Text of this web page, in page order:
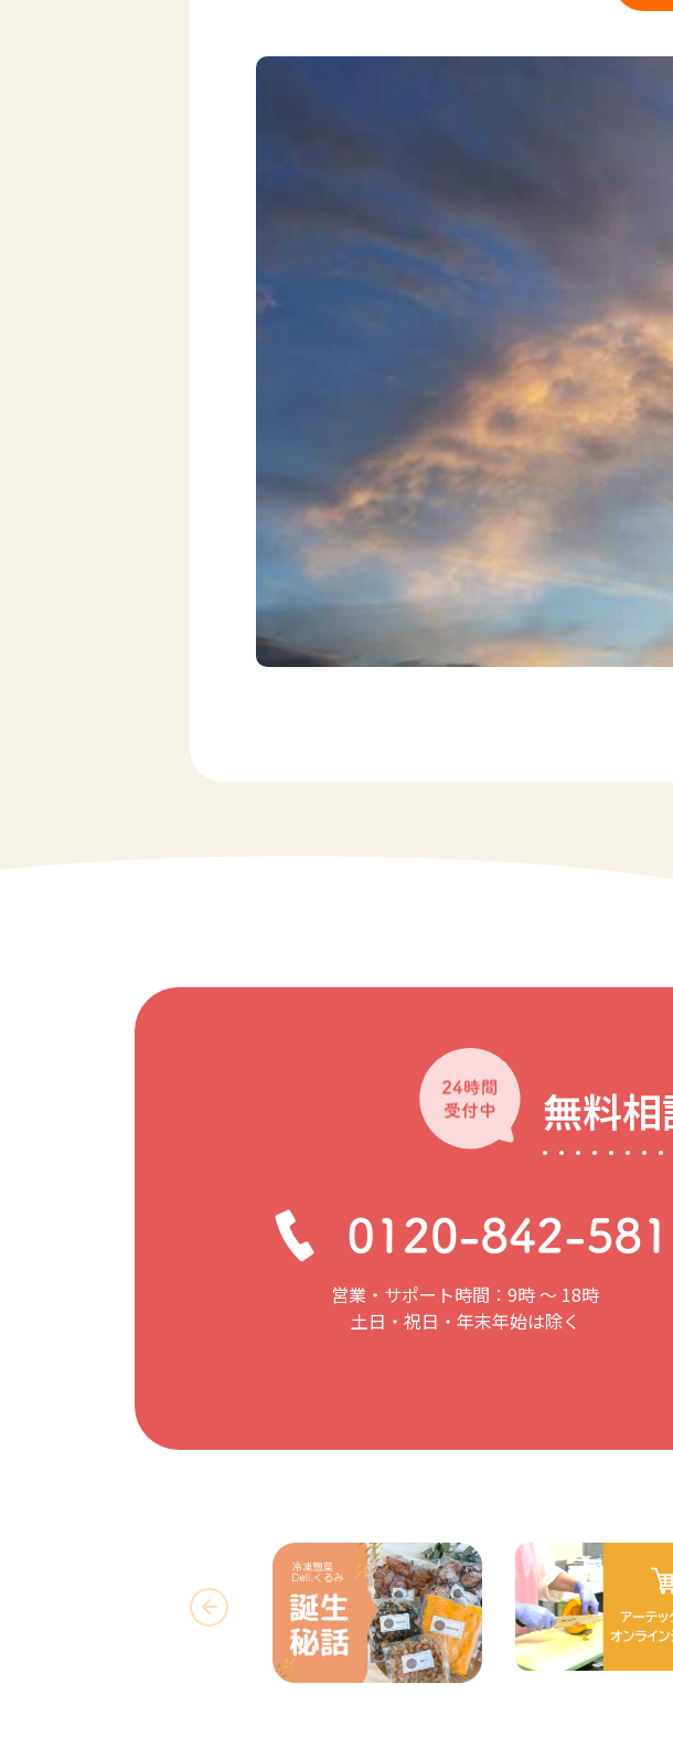
無料
営業・サポート時間：9時 〜 18時
土日・祝日・年末年始は除く